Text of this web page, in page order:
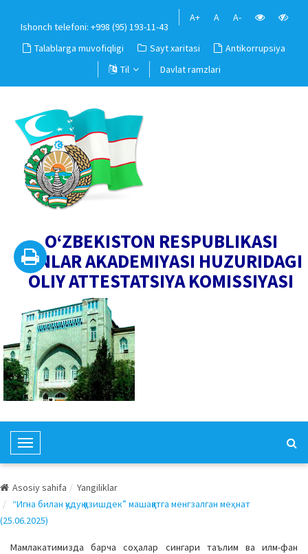
Ishonch telefoni: +998 (95) 193-11-43
A+ A A-
Talablarga muvofiqligi Sayt xaritasi
Antikorrupsiya
Til
Davlat ramzlari
O‘ZBEKISTON RESPUBLIKASI
FANLAR AKADEMIYASI HUZURIDAGI
OLIY ATTESTATSIYA KOMISSIYASI
T
o
g
l
e
N
Asosiy sahifa
Yangiliklar
“Игна билан қудуқ қазишдек” машаққатга менгзалган меҳнат
(25.06.2025)
Мамлакатимизда барча соҳалар сингари таълим ва илм-фан